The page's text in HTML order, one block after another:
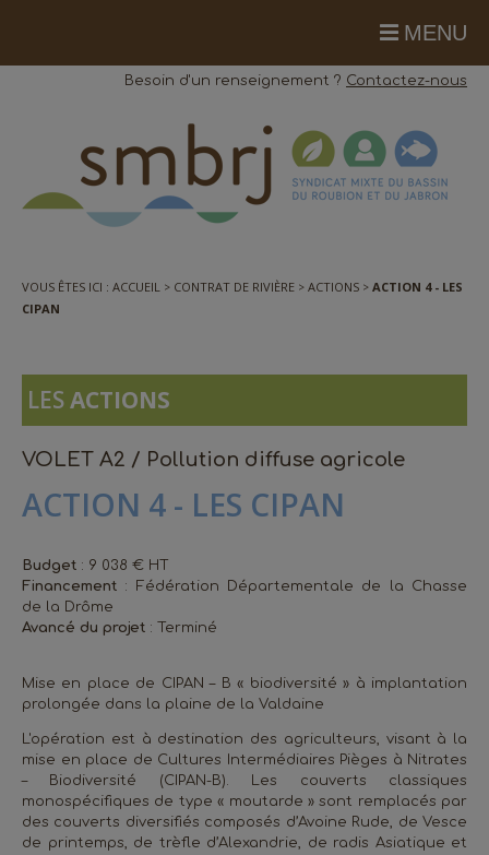
Besoin d'un renseignement ? Contactez-nous
VOUS ÊTES ICI : ACCUEIL CONTRAT DE RIVIÈRE ACTIONS
ACTION 4 - LES
CIPAN
LESACTIONS
VOLET A2 / Pollution diffuse agricole
ACTION 4 - LES CIPAN
Budget : 9 038 € HT
Financement : Fédération Départementale de la Chasse
de la Drôme
Avancé du projet : Terminé
Mise en place de CIPAN – B « biodiversité » à implantation
prolongée dans la plaine de la Valdaine
L'opération est à destination des agriculteurs, visant à la
mise en place de Cultures Intermédiaires Pièges à Nitrates
– Biodiversité (CIPAN-B). Les couverts classiques
monospécifiques de type « moutarde » sont remplacés par
des couverts diversifiés composés d’Avoine Rude, de Vesce
de printemps, de trèfle d’Alexandrie, de radis Asiatique et
MENU